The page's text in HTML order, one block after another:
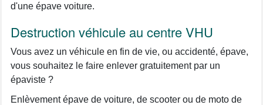
d'une épave voiture.
Destruction véhicule au centre VHU
Vous avez un véhicule en fin de vie, ou accidenté, épave,
vous souhaitez le faire enlever gratuitement par un
épaviste ?
Enlèvement épave de voiture, de scooter ou de moto de